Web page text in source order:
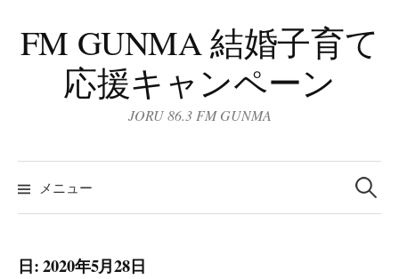
ン
テ
FM GUNMA 結婚子育て
応援キャンペーン
JORU 86.3 FM GUNMA
メニュー
検
索:
日:2020年5月28日